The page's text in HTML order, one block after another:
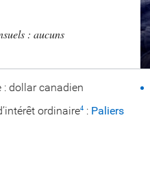
: aucuns
: dollar canadien
ordinaire4 : Paliers